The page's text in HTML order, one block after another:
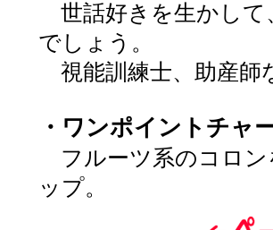
世話好きを生かして
でしょう。
視能訓練士、助産師
・ワンポイントチャ
フルーツ系のコロン
ップ。